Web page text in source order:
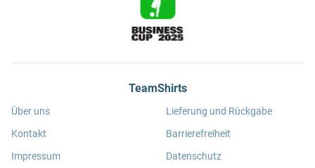
TeamShirts
Über uns
Kontakt
Impressum
Lieferung und Rückgabe
Barrierefreiheit
Datenschutz